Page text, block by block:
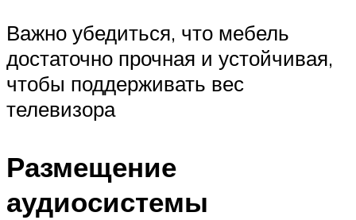
Важно убедиться, что мебель
достаточно прочная и устойчивая,
чтобы поддерживать вес
телевизора
Размещение
аудиосистемы